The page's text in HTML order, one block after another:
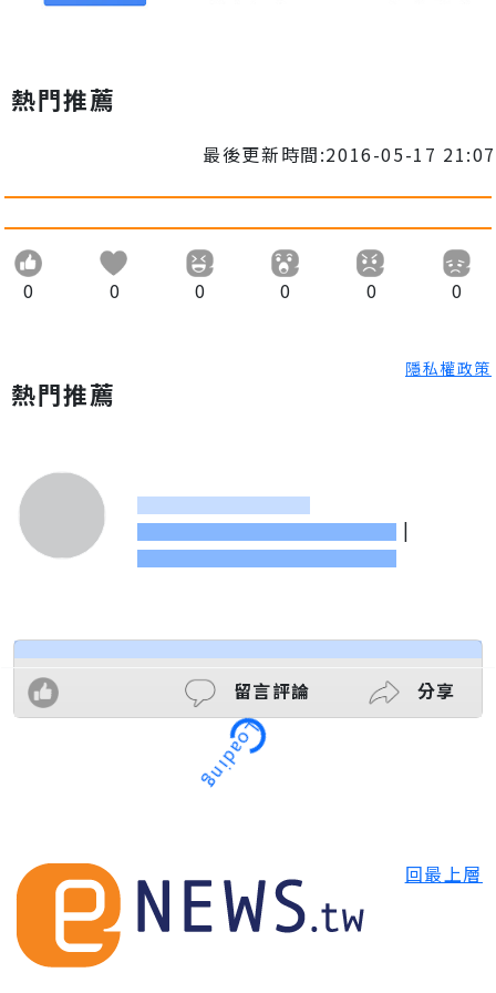
熱門推薦
最後更新時間:2016-05-17 21:07
0 0 0 0 0 0
隱私權政策
熱門推薦
|
留言評論 分享
Loading
回最上層